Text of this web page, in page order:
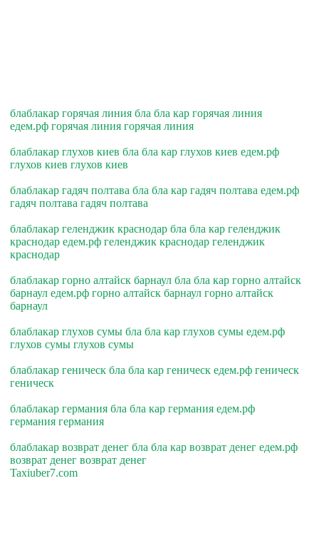
блаблакар горячая линия бла бла кар горячая линия
едем.рф горячая линия горячая линия
блаблакар глухов киев бла бла кар глухов киев едем.рф
глухов киев глухов киев
блаблакар гадяч полтава бла бла кар гадяч полтава едем.рф
гадяч полтава гадяч полтава
блаблакар геленджик краснодар бла бла кар геленджик
краснодар едем.рф геленджик краснодар геленджик
краснодар
блаблакар горно алтайск барнаул бла бла кар горно алтайск
барнаул едем.рф горно алтайск барнаул горно алтайск
барнаул
блаблакар глухов сумы бла бла кар глухов сумы едем.рф
глухов сумы глухов сумы
блаблакар геническ бла бла кар геническ едем.рф геническ
геническ
блаблакар германия бла бла кар германия едем.рф
германия германия
блаблакар возврат денег бла бла кар возврат денег едем.рф
возврат денег возврат денег
Taxiuber7.com